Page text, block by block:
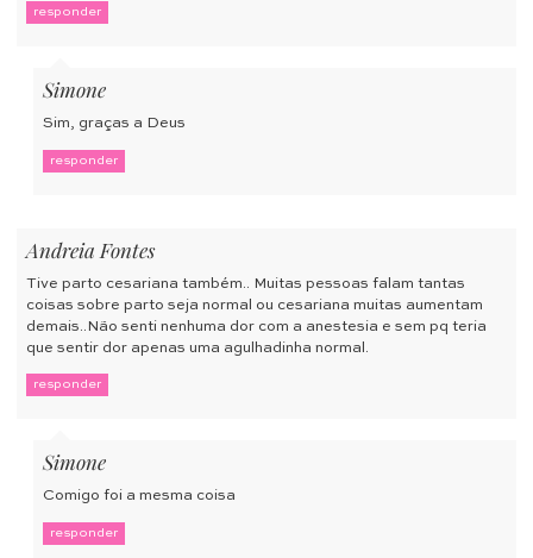
responder
Simone
Sim, graças a Deus
responder
Andreia Fontes
Tive parto cesariana também.. Muitas pessoas falam tantas
coisas sobre parto seja normal ou cesariana muitas aumentam
demais..Não senti nenhuma dor com a anestesia e sem pq teria
que sentir dor apenas uma agulhadinha normal.
responder
Simone
Comigo foi a mesma coisa
responder